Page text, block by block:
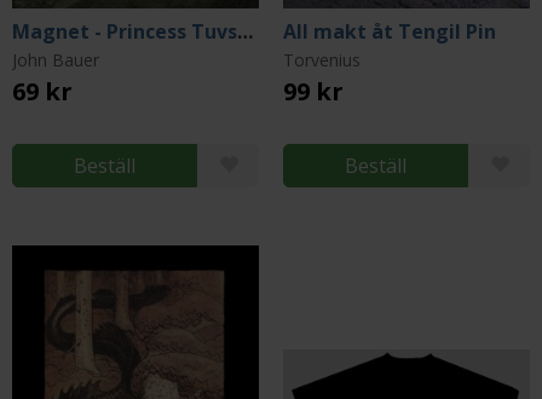
Magnet - Princess Tuvstarr by John Bauer
John Bauer
69 kr
Beställ
All makt åt Tengil Pin
Torvenius
99 kr
Beställ